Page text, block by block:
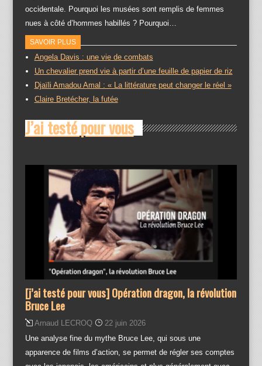
occidentale. Pourquoi les musées sont remplis de femmes
nues à côté d’hommes habillés ? Pourquoi…
SAVOIR PLUS
Angela Davis : une vie de combats
Un chevalier prend vie à partir d’une feuille de papier de riz
Djaïli Amadou Amal : « La littérature peut changer le réel »
Claire Bretécher, la futée
J’ai testé pour vous
[j’ai testé pour vous] Opération dragon, la révolution
Bruce Lee
Arnaud LECROQ
22 juin 2026
Une analyse fine du mythe Bruce Lee, qui sous une
apparence de films d’action, se permet de régler ses comptes